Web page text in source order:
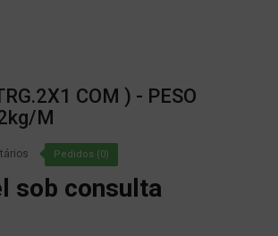
COM ) - PESO
m
Pedidos (0)
sob consulta